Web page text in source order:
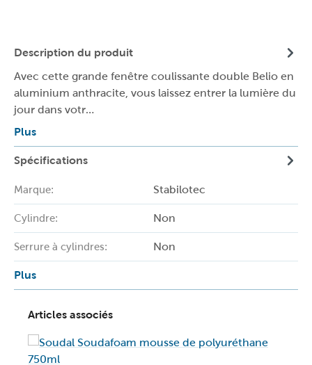
Description du produit
Avec cette grande fenêtre coulissante double Belio en
aluminium anthracite, vous laissez entrer la lumière du
jour dans votr…
Plus
Spécifications
Marque: Stabilotec
Cylindre: Non
Serrure à cylindres: Non
Plus
Articles associés